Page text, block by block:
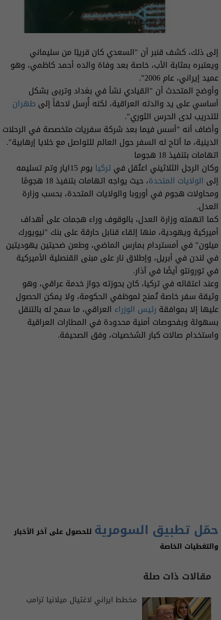
إلى ذلك، كشف قنبر أن "السعدي كان قريبًا من سليماني
ويعتبره بمثابة الأب، خاصة بعد وفاة والده أحمد كاظمي، وهو
عميد إيراني، عام 2006".
وأوضح المتحدث أن "القيادي نشأ في بغداد وتربى بشكل
أساسي على يد والدته العراقية، لكنه أُرسل لاحقاً إلىطهران
للتدريب لدى الحرس الثوري".
وأضاف أنه "أسس فيما بعد شركة سفريات متخصصة في الرحلات
الدينية، ما أتاح له السفر حول العالم للتواصل مع خلايا إرهابية".
اتهامات بتنفيذ 18 هجوما
وكان الرجل الثلاثيني اعتُقل فيتركيا
يوم 15ايار وتم تسليمه
إلى الولايات المتحدة
، حيث يواجه اتهامات بتنفيذ 18 هجومًا
ومحاولات هجوم في أوروبا والولايات المتحدة، بحسب وزارة
العدل.
كما اتهمته وزارة العدل، بالوقوف وراء هجمات على أهداف
أميركية ويهودية، منها إلقاء قنابل حارقة على بنك "نيويورك
ميلون" في أمستردام بمارس الماضي، وطعن ضحيتين يهوديتين
في لندن في أبريل، وإطلاق نار على مبنى القنصلية الأميركية
في تورونتو أيضًا في آذار.
وعند اعتقاله في تركيا، كان بحوزته جواز خدمة عراقي، وهو
وثيقة سفر خاصة تُمنح لموظفي الحكومة، ولا يمكن الحصول
عليها إلا بموافقة رئيس الوزراء العراقي، ما سمح له بالتنقل
بسهولة وبفحوصات أمنية محدودة في المطارات العراقية
واستخدام صالات كبار الشخصيات، وفق الصحيفة.
حمّل تطبيق السومرية للحصول على آخر الأخبار
والتغطيات الخاصة
مقالات ذات صلة
مخطط ايراني لاغتيال ميلانيا ترامب